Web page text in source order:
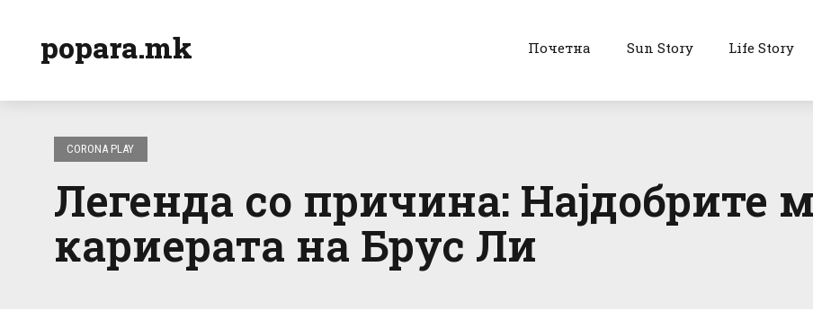
popara.mk Почетна Sun Story Life Story
CORONA PLAY
Легенда со причина: Најдобрите
кариерата на Брус Ли